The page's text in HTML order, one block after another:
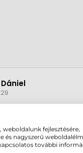
fejlesztésére,
és nagyszerű
további